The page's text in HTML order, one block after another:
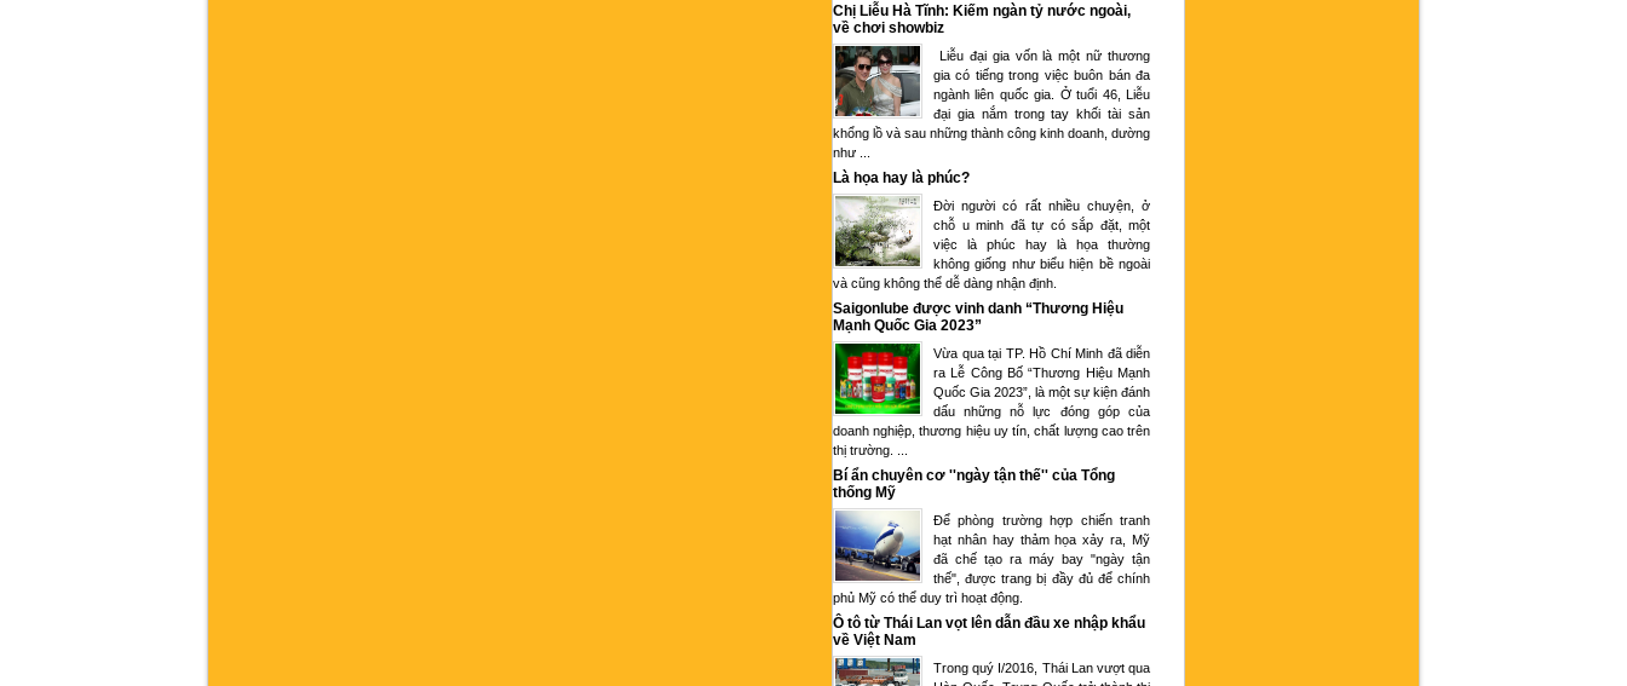
Chị Liễu Hà Tĩnh: Kiếm ngàn tỷ nước ngoài,
về chơi showbiz
Liễu đại gia vốn là một nữ thương
gia có tiếng trong việc buôn bán đa
ngành liên quốc gia. Ở tuổi 46, Liễu
đại gia nắm trong tay khối tài sản
khổng lồ và sau những thành công kinh doanh, dường
như ...
Là họa hay là phúc?
Đời người có rất nhiều chuyện, ở
chỗ u minh đã tự có sắp đặt, một
việc là phúc hay là họa thường
không giống như biểu hiện bề ngoài
và cũng không thể dễ dàng nhận định.
Saigonlube được vinh danh “Thương Hiệu
Mạnh Quốc Gia 2023”
Vừa qua tại TP. Hồ Chí Minh đã diễn
ra Lễ Công Bố “Thương Hiệu Mạnh
Quốc Gia 2023”, là một sự kiện đánh
dấu những nỗ lực đóng góp của
doanh nghiệp, thương hiệu uy tín, chất lượng cao trên
thị trường. ...
Bí ẩn chuyên cơ ''ngày tận thế'' của Tổng
thống Mỹ
Để phòng trường hợp chiến tranh
hạt nhân hay thảm họa xảy ra, Mỹ
đã chế tạo ra máy bay "ngày tận
thế", được trang bị đầy đủ để chính
phủ Mỹ có thể duy trì hoạt động.
Ô tô từ Thái Lan vọt lên dẫn đầu xe nhập khẩu
về Việt Nam
Trong quý I/2016, Thái Lan vượt qua